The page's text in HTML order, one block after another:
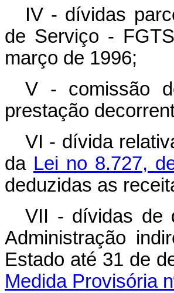
IV - dívidas
de Serviço -
março de 1996;
V - comissão
prestação
VI - dívida
da Lei no 8.727,
deduzidas as
VII - dívidas de
Administração
Estado até
Medida Provisória